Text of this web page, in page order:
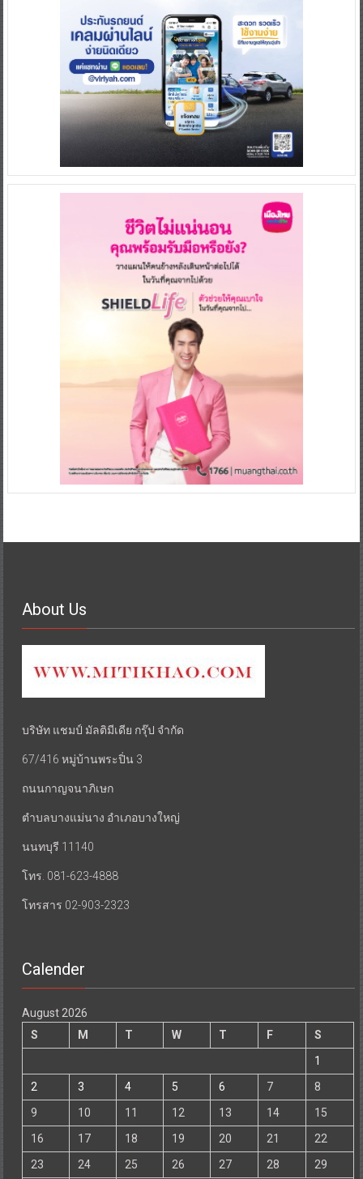
About Us
บริษัท แชมป์ มัลติมีเดีย กรุ๊ป จำกัด
67/416 หมู่บ้านพระปิ่น 3
ถนนกาญจนาภิเษก
ตำบลบางแม่นาง อำเภอบางใหญ่
นนทบุรี 11140
โทร. 081-623-4888
โทรสาร 02-903-2323
Calender
August 2026
S
M T W T F
S
1
2
3 4 5 6 7
8
9
10 11 12 13 14
15
16
17 18 19 20 21
22
23
24 25 26 27 28 29